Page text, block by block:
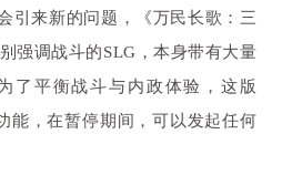
引来新的问题，《万民长歌：三
强调战斗的SLG，本身带有大量
了平衡战斗与内政体验，这版
能，在暂停期间，可以发起任何